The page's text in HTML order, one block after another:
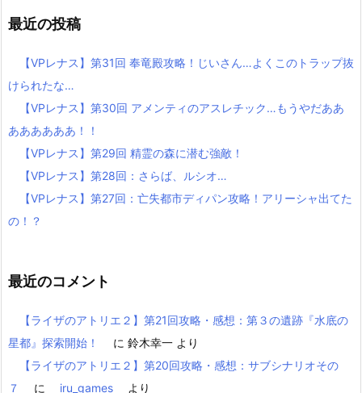
最近の投稿
【VPレナス】第31回 奉竜殿攻略！じいさん…よくこのトラップ抜
けられたな…
【VPレナス】第30回 アメンティのアスレチック…もうやだああ
ああああああ！！
【VPレナス】第29回 精霊の森に潜む強敵！
【VPレナス】第28回：さらば、ルシオ…
【VPレナス】第27回：亡失都市ディパン攻略！アリーシャ出てた
の！？
最近のコメント
【ライザのアトリエ２】第21回攻略・感想：第３の遺跡『水底の
星都』探索開始！
に 鈴木幸一 より
【ライザのアトリエ２】第20回攻略・感想：サブシナリオその
７
に iru_games より